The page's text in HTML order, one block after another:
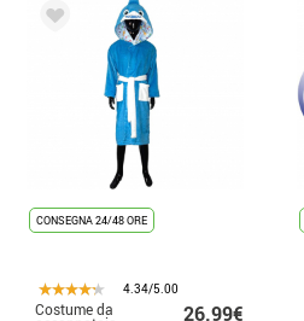
CONSEGNA 24/48 ORE
4.34/5.00
Costume da 26.99€